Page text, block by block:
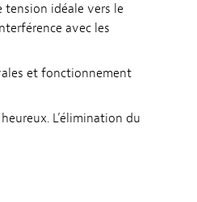
tension idéale vers le
avec les
et fonctionnement
L’élimination du